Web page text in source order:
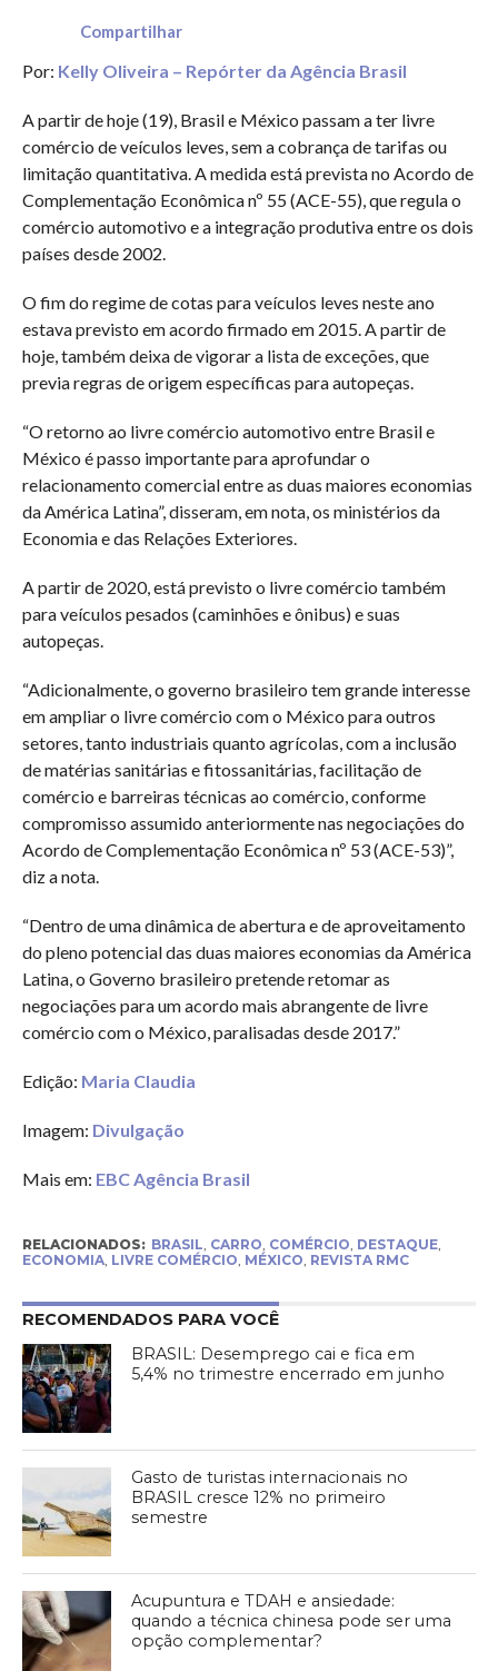
Compartilhar
Por: Kelly Oliveira – Repórter da Agência Brasil
A partir de hoje (19), Brasil e México passam a ter livre
comércio de veículos leves, sem a cobrança de tarifas ou
limitação quantitativa. A medida está prevista no Acordo de
Complementação Econômica nº 55 (ACE-55), que regula o
comércio automotivo e a integração produtiva entre os dois
países desde 2002.
O fim do regime de cotas para veículos leves neste ano
estava previsto em acordo firmado em 2015. A partir de
hoje, também deixa de vigorar a lista de exceções, que
previa regras de origem específicas para autopeças.
“O retorno ao livre comércio automotivo entre Brasil e
México é passo importante para aprofundar o
relacionamento comercial entre as duas maiores economias
da América Latina”, disseram, em nota, os ministérios da
Economia e das Relações Exteriores.
A partir de 2020, está previsto o livre comércio também
para veículos pesados (caminhões e ônibus) e suas
autopeças.
“Adicionalmente, o governo brasileiro tem grande interesse
em ampliar o livre comércio com o México para outros
setores, tanto industriais quanto agrícolas, com a inclusão
de matérias sanitárias e fitossanitárias, facilitação de
comércio e barreiras técnicas ao comércio, conforme
compromisso assumido anteriormente nas negociações do
Acordo de Complementação Econômica nº 53 (ACE-53)”,
diz a nota.
“Dentro de uma dinâmica de abertura e de aproveitamento
do pleno potencial das duas maiores economias da América
Latina, o Governo brasileiro pretende retomar as
negociações para um acordo mais abrangente de livre
comércio com o México, paralisadas desde 2017.”
Edição: Maria Claudia
Imagem: Divulgação
Mais em: EBC Agência Brasil
RELACIONADOS: BRASIL CARRO COMÉRCIO DESTAQUE,
ECONOMIA, LIVRE COMÉRCIO MÉXICO REVISTA RMC
RECOMENDADOS PARA VOCÊ
BRASIL: Desemprego cai e fica em
5,4% no trimestre encerrado em junho
Gasto de turistas internacionais no
BRASIL cresce 12% no primeiro
semestre
Acupuntura e TDAH e ansiedade:
quando a técnica chinesa pode ser uma
opção complementar?